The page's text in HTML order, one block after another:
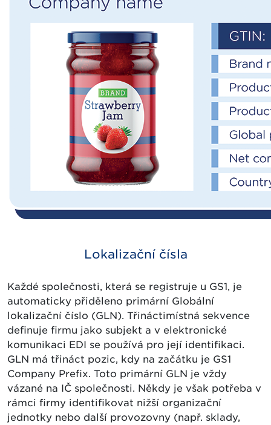
Lokalizační čísla
Každé společnosti, která se registruje u GS1, je
automaticky přiděleno primární Globální
lokalizační číslo (GLN). Třináctimístná sekvence
definuje firmu jako subjekt a v elektronické
komunikaci EDI se používá pro její identifikaci.
GLN má třináct pozic, kdy na začátku je GS1
Company Prefix. Toto primární GLN je vždy
vázané na IČ společnosti. Někdy je však potřeba v
rámci firmy identifikovat nižší organizační
jednotky nebo další provozovny (např. sklady,